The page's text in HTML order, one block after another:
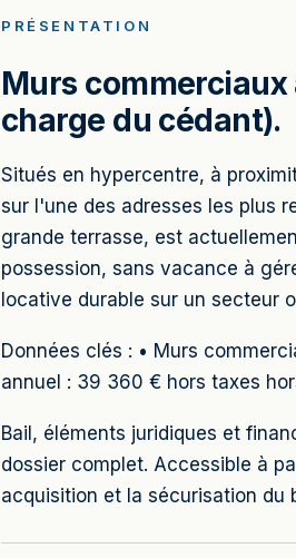
PRÉSENTATION
Murs
charge du cédant).
Situés en hypercentre, à
sur l'une des adresses les plus
grande terrasse, est
possession, sans vacance à
locative durable sur un secteur
Données clés : • Murs
annuel : 39 360 € hors taxes
Bail, éléments juridiques et
dossier complet. Accessible à
acquisition et la sécurisation du